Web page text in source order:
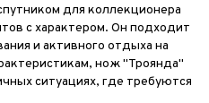
для коллекционера
с характером. Он подходит
и активного отдыха на
нож "Троянда"
ситуациях, где требуются